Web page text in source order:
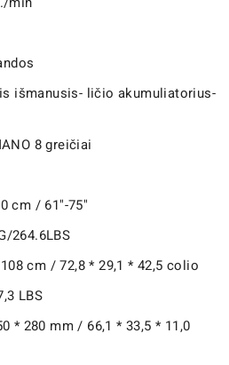
išmanusis- ličio akumuliatorius-
8 greičiai
cm / 61"-75"
264.6LBS
cm / 72,8 * 29,1 * 42,5 colio
LBS
* 280 mm / 66,1 * 33,5 * 11,0